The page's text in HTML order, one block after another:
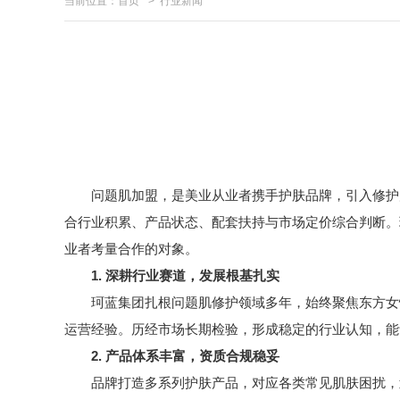
问题肌加盟，是美业从业者携手护肤品牌，引入修护
合行业积累、产品状态、配套扶持与市场定价综合判断
业者考量合作的对象。
1. 深耕行业赛道，发展根基扎实
珂蓝集团扎根问题肌修护领域多年，始终聚焦东方女
运营经验。历经市场长期检验，形成稳定的行业认知，
2. 产品体系丰富，资质合规稳妥
品牌打造多系列护肤产品，对应各类常见肌肤困扰，